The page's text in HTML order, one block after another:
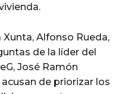
Alfonso Rueda,
de la líder del
José Ramón
de priorizar los